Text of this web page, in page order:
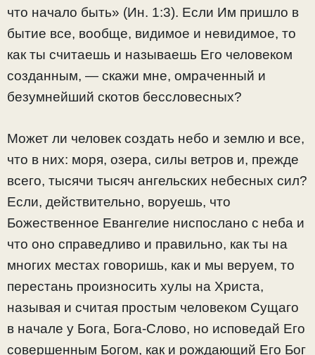
что начало быть» (Ин. 1:3). Если Им пришло в
бытие все, вообще, видимое и невидимое, то
как ты считаешь и называешь Его человеком
созданным, — скажи мне, омраченный и
безумнейший скотов бессловесных?
Может ли человек создать небо и землю и все,
что в них: моря, озера, силы ветров и, прежде
всего, тысячи тысяч ангельских небесных сил?
Если, действительно, воруешь, что
Божественное Евангелие ниспослано с неба и
что оно справедливо и правильно, как ты на
многих местах говоришь, как и мы веруем, то
перестань произносить хулы на Христа,
называя и считая простым человеком Сущаго
в начале у Бога, Бога-Слово, но исповедай Его
совершенным Богом, как и рождающий Его Бог